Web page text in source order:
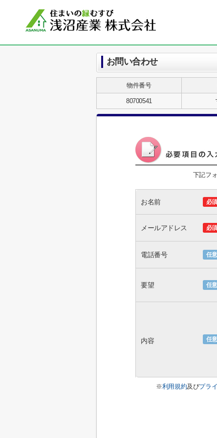
お問い合わせ
物件番号
80700541
下記フ
お名前 必須
メールアドレス 必須
電話番号 任意
要望 任意
内容 任意
※利用規約及びプラ